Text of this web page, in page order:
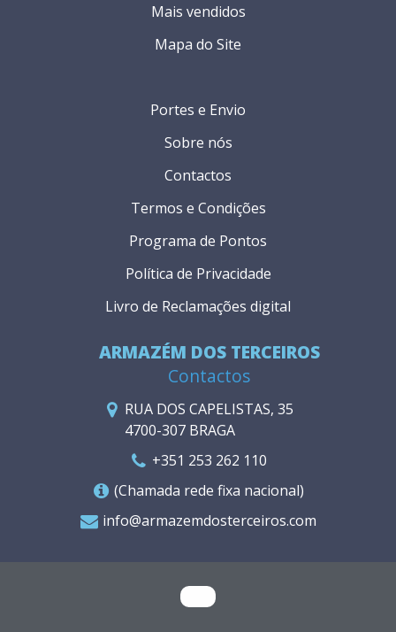
ARMAZÉM DOS TERCEIROS
Contactos
RUA DOS CAPELISTAS, 35
4700-307 BRAGA
+351 253 262 110
(Chamada rede fixa nacional)
info@armazemdosterceiros.com
Portes e Envio
Sobre nós
Contactos
Termos e Condições
Programa de Pontos
Política de Privacidade
Livro de Reclamações digital
Mais vendidos
Mapa do Site